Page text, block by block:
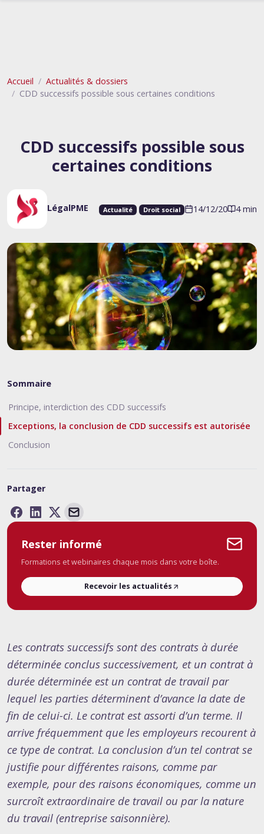
Accueil
Actualités & dossiers
CDD successifs possible sous certaines conditions
CDD successifs possible sous
certaines conditions
LégalPME Actualité Droit social 14/12/20 4 min
Sommaire
Principe, interdiction des CDD successifs
Exceptions, la conclusion de CDD successifs est autorisée
Conclusion
Partager
Rester informé
Formations et webinaires chaque mois dans votre boîte.
Recevoir les actualités
Les contrats successifs sont des contrats à durée
déterminée conclus successivement, et un contrat à
durée déterminée est un contrat de travail par
lequel les parties déterminent d’avance la date de
fin de celui-ci. Le contrat est assorti d’un terme. Il
arrive fréquemment que les employeurs recourent à
ce type de contrat. La conclusion d’un tel contrat se
justifie pour différentes raisons, comme par
exemple, pour des raisons économiques, comme un
surcroît extraordinaire de travail ou par la nature
du travail (entreprise saisonnière).